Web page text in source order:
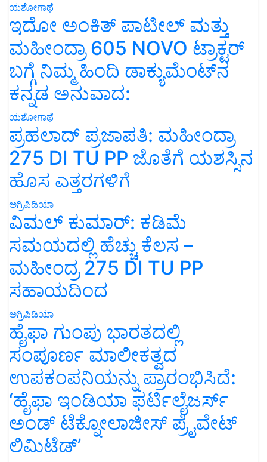
ಯಶೋಗಾಥೆ
ಇದೋ ಅಂಕಿತ್ ಪಾಟೀಲ್ ಮತ್ತು
ಮಹೀಂದ್ರಾ 605 NOVO ಟ್ರಾಕ್ಟರ್
ಬಗ್ಗೆ ನಿಮ್ಮ ಹಿಂದಿ ಡಾಕ್ಯುಮೆಂಟ್‌ನ
ಕನ್ನಡ ಅನುವಾದ:
ಯಶೋಗಾಥೆ
ಪ್ರಹಲಾದ್ ಪ್ರಜಾಪತಿ: ಮಹೀಂದ್ರಾ
275 DI TU PP ಜೊತೆಗೆ ಯಶಸ್ಸಿನ
ಹೊಸ ಎತ್ತರಗಳಿಗೆ
ಅಗ್ರಿಪಿಡಿಯಾ
ವಿಮಲ್ ಕುಮಾರ್: ಕಡಿಮೆ
ಸಮಯದಲ್ಲಿ ಹೆಚ್ಚು ಕೆಲಸ –
ಮಹೀಂದ್ರ 275 DI TU PP
ಸಹಾಯದಿಂದ
ಅಗ್ರಿಪಿಡಿಯಾ
ಹೈಫಾ ಗುಂಪು ಭಾರತದಲ್ಲಿ
ಸಂಪೂರ್ಣ ಮಾಲೀಕತ್ವದ
ಉಪಕಂಪನಿಯನ್ನು ಪ್ರಾರಂಭಿಸಿದೆ:
‘ಹೈಫಾ ಇಂಡಿಯಾ ಫರ್ಟಿಲೈಜರ್ಸ್
ಅಂಡ್ ಟೆಕ್ನೋಲಾಜೀಸ್ ಪ್ರೈವೇಟ್
ಲಿಮಿಟೆಡ್’